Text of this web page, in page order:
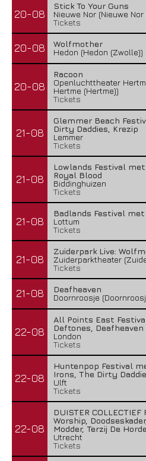
20-08
Stick To Your Guns
Nieuwe Nor (Nieuwe
Tickets
20-08
Wolfmother
Hedon (Hedon (Zwolle))
20-08
Racoon
Openluchttheater
Hertme (Hertme))
Tickets
21-08
Glemmer Beach
Dirty Daddies, Krezip
Lemmer
Tickets
21-08
Lowlands Festival met
Royal Blood
Biddinghuizen
Tickets
21-08
Badlands Festival met
Lottum
Tickets
21-08
Zuiderpark Live:
Zuiderparktheater
Tickets
21-08
Deafheaven
Doornroosje
22-08
All Points East
Deftones, Deafheaven
London
Tickets
22-08
Huntenpop Festival
Irons, The Dirty
Ulft
Tickets
22-08
DUISTER
Worship,
Modder, Terzij De
Utrecht
Tickets